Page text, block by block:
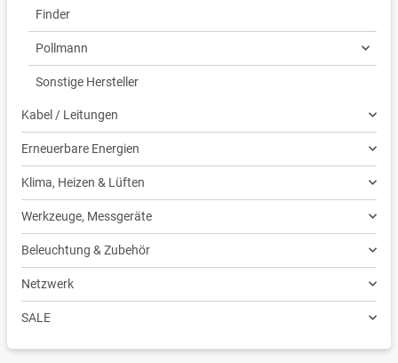
Finder
Pollmann
Sonstige Hersteller
Kabel / Leitungen
Erneuerbare Energien
Klima, Heizen & Lüften
Werkzeuge, Messgeräte
Beleuchtung & Zubehör
Netzwerk
SALE